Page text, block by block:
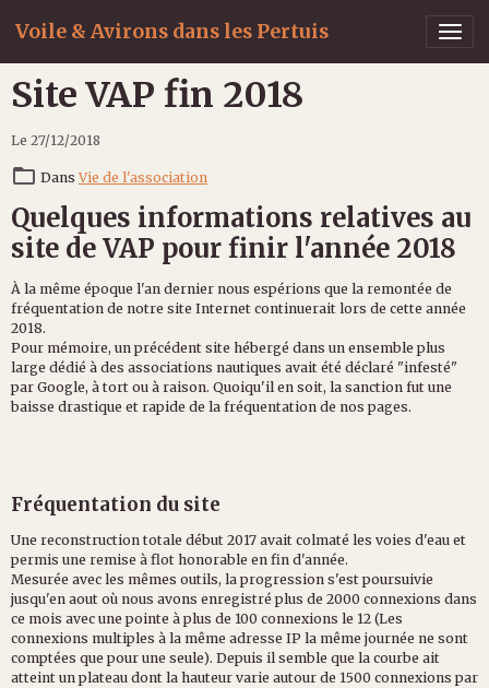
Voile & Avirons dans les Pertuis
Site VAP fin 2018
Le 27/12/2018
DansVie de l'association
Quelques informations relatives au
site de VAP pour finir l'année 2018
À la même époque l'an dernier nous espérions que la remontée de
fréquentation de notre site Internet continuerait lors de cette année
2018.
Pour mémoire, un précédent site hébergé dans un ensemble plus
large dédié à des associations nautiques avait été déclaré "infesté"
par Google, à tort ou à raison. Quoiqu'il en soit, la sanction fut une
baisse drastique et rapide de la fréquentation de nos pages.
Fréquentation du site
Une reconstruction totale début 2017 avait colmaté les voies d'eau et
permis une remise à flot honorable en fin d'année.
Mesurée avec les mêmes outils, la progression s'est poursuivie
jusqu'en aout où nous avons enregistré plus de 2000 connexions dans
ce mois avec une pointe à plus de 100 connexions le 12 (Les
connexions multiples à la même adresse IP la même journée ne sont
comptées que pour une seule). Depuis il semble que la courbe ait
atteint un plateau dont la hauteur varie autour de 1500 connexions par